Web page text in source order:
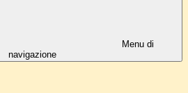
Menu di
navigazione